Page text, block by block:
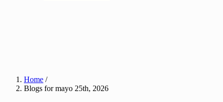
Home /
Blogs for mayo 25th, 2026